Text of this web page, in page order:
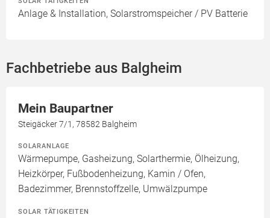
Anlage & Installation, Solarstromspeicher / PV Batterie
Fachbetriebe aus Balgheim
Mein Baupartner
Steigäcker 7/1, 78582 Balgheim
SOLARANLAGE
Wärmepumpe, Gasheizung, Solarthermie, Ölheizung,
Heizkörper, Fußbodenheizung, Kamin / Ofen,
Badezimmer, Brennstoffzelle, Umwälzpumpe
SOLAR TÄTIGKEITEN